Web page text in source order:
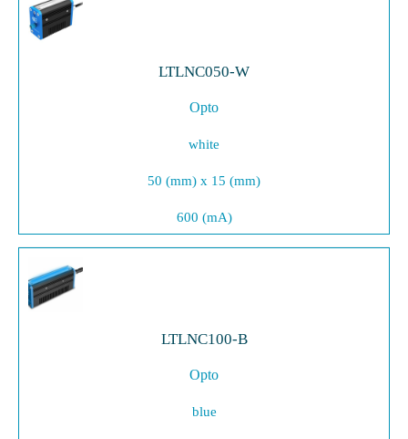
LTLNC050-W
Opto
white
50 (mm) x 15 (mm)
600 (mA)
LTLNC100-B
Opto
blue